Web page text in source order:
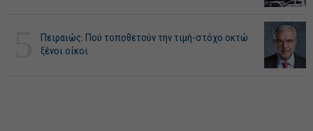
Πειραιώς: Πού τοποθετούν την τιμή-στόχο οκτώ
ξένοι οίκοι